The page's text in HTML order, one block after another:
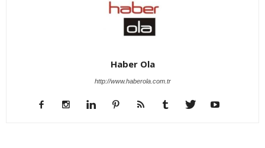
Haber Ola
http://www.haberola.com.tr